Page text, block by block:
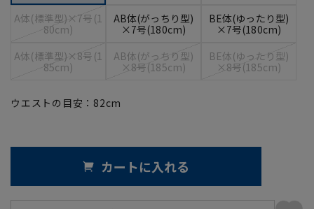
A体(標準型)×7号(1
80cm)
AB体(がっちり型)
×7号(180cm)
BE体(ゆったり型)
×7号(180cm)
A体(標準型)×8号(1
85cm)
AB体(がっちり型)
×8号(185cm)
BE体(ゆったり型)
×8号(185cm)
ウエストの目安： 82cm
カートに入れる